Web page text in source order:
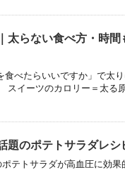
太らない食べ方・時間
食べたらいいですか」で太
スイーツのカロリー＝太る
題のポテトサラダレシ
テトサラダが高血圧に効果